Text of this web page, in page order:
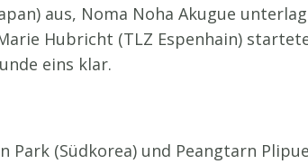
aus, Noma Noha Akugue
Hubricht (TLZ Espenhain)
eins klar.
(Südkorea) und Peangtarn